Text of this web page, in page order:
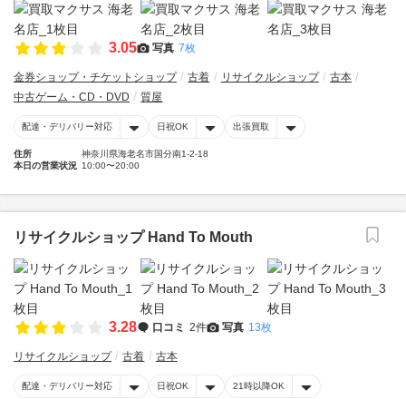
3.05 写真 7枚
金券ショップ・チケットショップ 古着 リサイクルショップ
古本
中古ゲーム・CD・DVD
質屋
配達・デリバリー対応 日祝OK 出張買取
住所
神奈川県海老名市国分南1-2-18
本日の営業状況 10:00〜20:00
リサイクルショップ Hand To Mouth
3.28 口コミ 2件 写真 13枚
リサイクルショップ 古着 古本
配達・デリバリー対応 日祝OK 21時以降OK